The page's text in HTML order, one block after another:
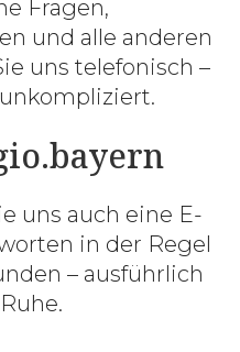
Fragen,
und alle anderen
uns telefonisch –
uns auch eine E-
in der Regel
– ausführlich